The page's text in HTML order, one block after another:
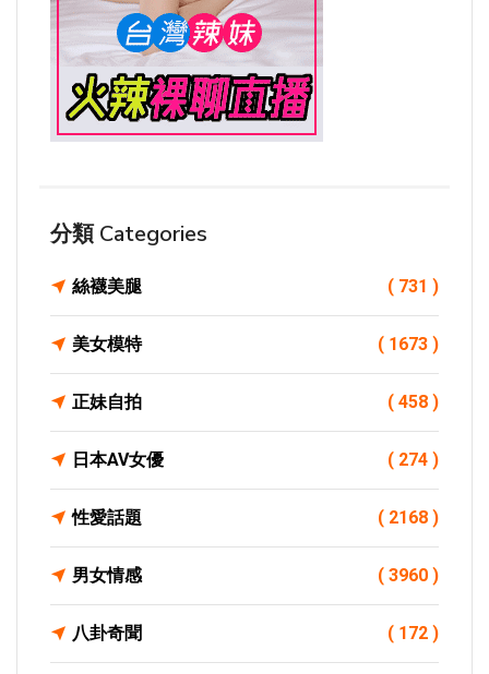
分類 Categories
絲襪美腿 ( 731 )
美女模特 ( 1673 )
正妹自拍 ( 458 )
日本AV女優 ( 274 )
性愛話題 ( 2168 )
男女情感 ( 3960 )
八卦奇聞 ( 172 )